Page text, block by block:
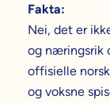
Fakta:
Nei, det er
og næringsrik
offisielle
og voksne